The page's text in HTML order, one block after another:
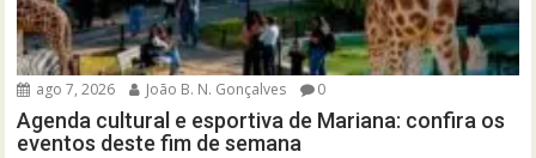
ago 7, 2026 João B. N. Gonçalves 0
Agenda cultural e esportiva de Mariana: confira os
eventos deste fim de semana